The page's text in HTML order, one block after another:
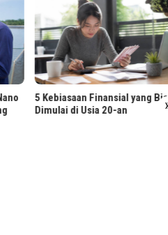
5 Kebiasaan Finansial yang Bisa
Dimulai di Usia 20-an